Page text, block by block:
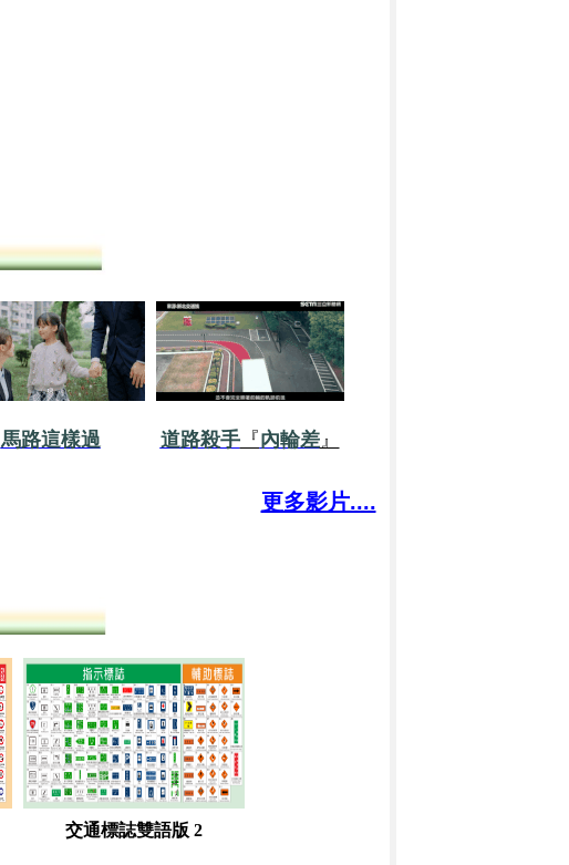
馬路這樣過 道路殺手『內輪差』
更多影片....
交通標誌雙語版 2